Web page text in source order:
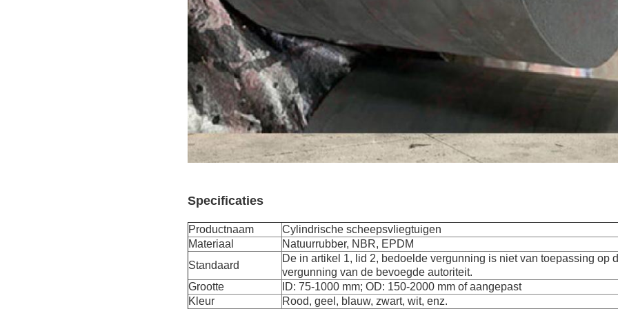
Specificaties
Productnaam
Cylindrische scheepsvliegtuigen
Materiaal
Natuurrubber, NBR, EPDM
Standaard
De in artikel 1, lid 2, bedoelde vergunning is niet van toepassing op
vergunning van de bevoegde autoriteit.
Grootte
ID: 75-1000 mm; OD: 150-2000 mm of aangepast
Kleur
Rood, geel, blauw, zwart, wit, enz.